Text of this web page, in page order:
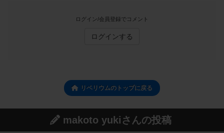
ログイン/会員登録でコメント
ログインする
リベリウムのトップに戻る
makoto yukiさんの投稿